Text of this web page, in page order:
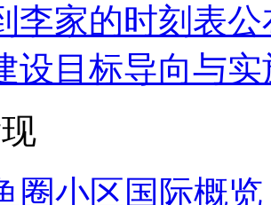
李家的时刻表公
设目标导向与
圈小区国际概